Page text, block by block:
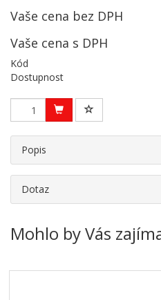
Vaše cena bez DPH
Vaše cena s DPH
Kód
Dostupnost
Popis
Dotaz
Mohlo by Vás